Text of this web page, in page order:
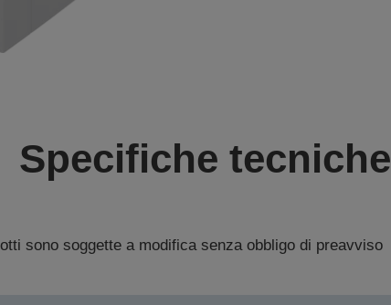
Specifiche tecniche
sono soggette a modifica senza obbligo di preavviso